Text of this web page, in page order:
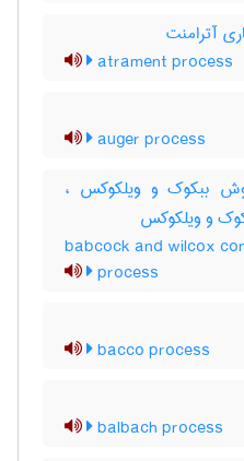
آترامنت
atrament process
auger process
ببکوک و ویلکوکس ،
و ویلکوکس
babcock and wilcox
process
bacco process
balbach process